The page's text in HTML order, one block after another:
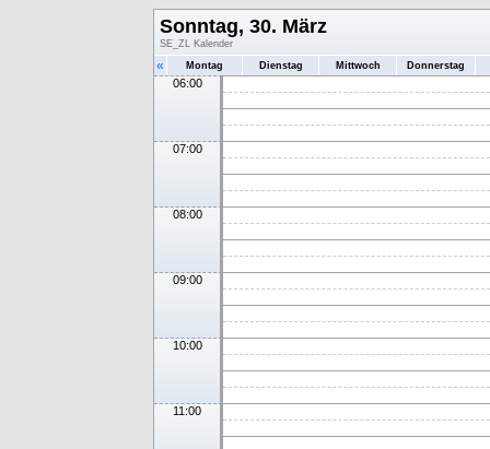
Sonntag, 30. März
SE_ZL Kalender
« Montag Dienstag Mittwoch Donnerstag
06:00
07:00
08:00
09:00
10:00
11:00